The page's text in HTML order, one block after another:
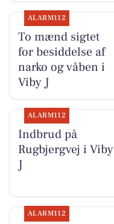
ALARM112
To mænd sigtet
for besiddelse af
narko og våben i
Viby J
ALARM112
Indbrud på
Rugbjergvej i Viby
J
ALARM112